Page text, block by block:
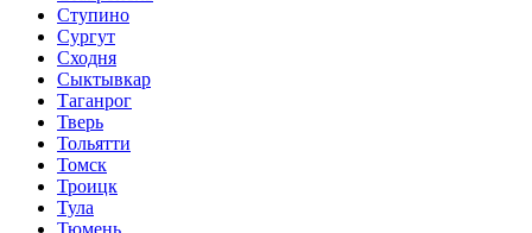
Ступино
Сургут
Сходня
Сыктывкар
Таганрог
Тверь
Тольятти
Томск
Троицк
Тула
Тюмень